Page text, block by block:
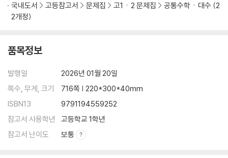
국내도서 고등참고서 문제집 고1ㆍ2 문제집
공통수학ㆍ대수 (2
2개정)
품목정보
발행일
2026년 01월 20일
쪽수, 무게, 크기
716쪽 | 220*300*40mm
ISBN13
9791194559252
참고서 사용학년
고등학교 1학년
참고서 난이도
보통